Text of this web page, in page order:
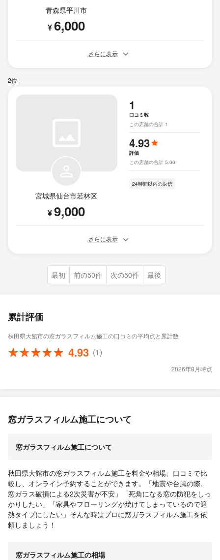
青森県平川市
¥6,000
さらに表示
2位
宮城県仙台市若林区
¥9,000
1
口コミ数
この店舗の合計 1
4.93
評価
この店舗の合計 5.00
24時間以内の返信
さらに表示
最初 前の50件 次の50件 最後
累計評価
秋田県大館市の窓ガラスフィルム施工の口コミの平均点と累計数
4.93 (1)
2026年8月時点
窓ガラスフィルム施工について
窓ガラスフィルム施工について
秋田県大館市の窓ガラスフィルム施工を料金や相場、口コミで比
較し、オンライン予約することができます。「地震や台風の際、
窓ガラス破損による2次災害が不安」「死角になる窓の防犯をしっ
かりしたい」「家具やフローリングが焼けてしまっているので遮
熱タイプにしたい」そんな時はプロに窓ガラスフィルム施工を依
頼しましょう！
窓ガラスフィルム施工の相場